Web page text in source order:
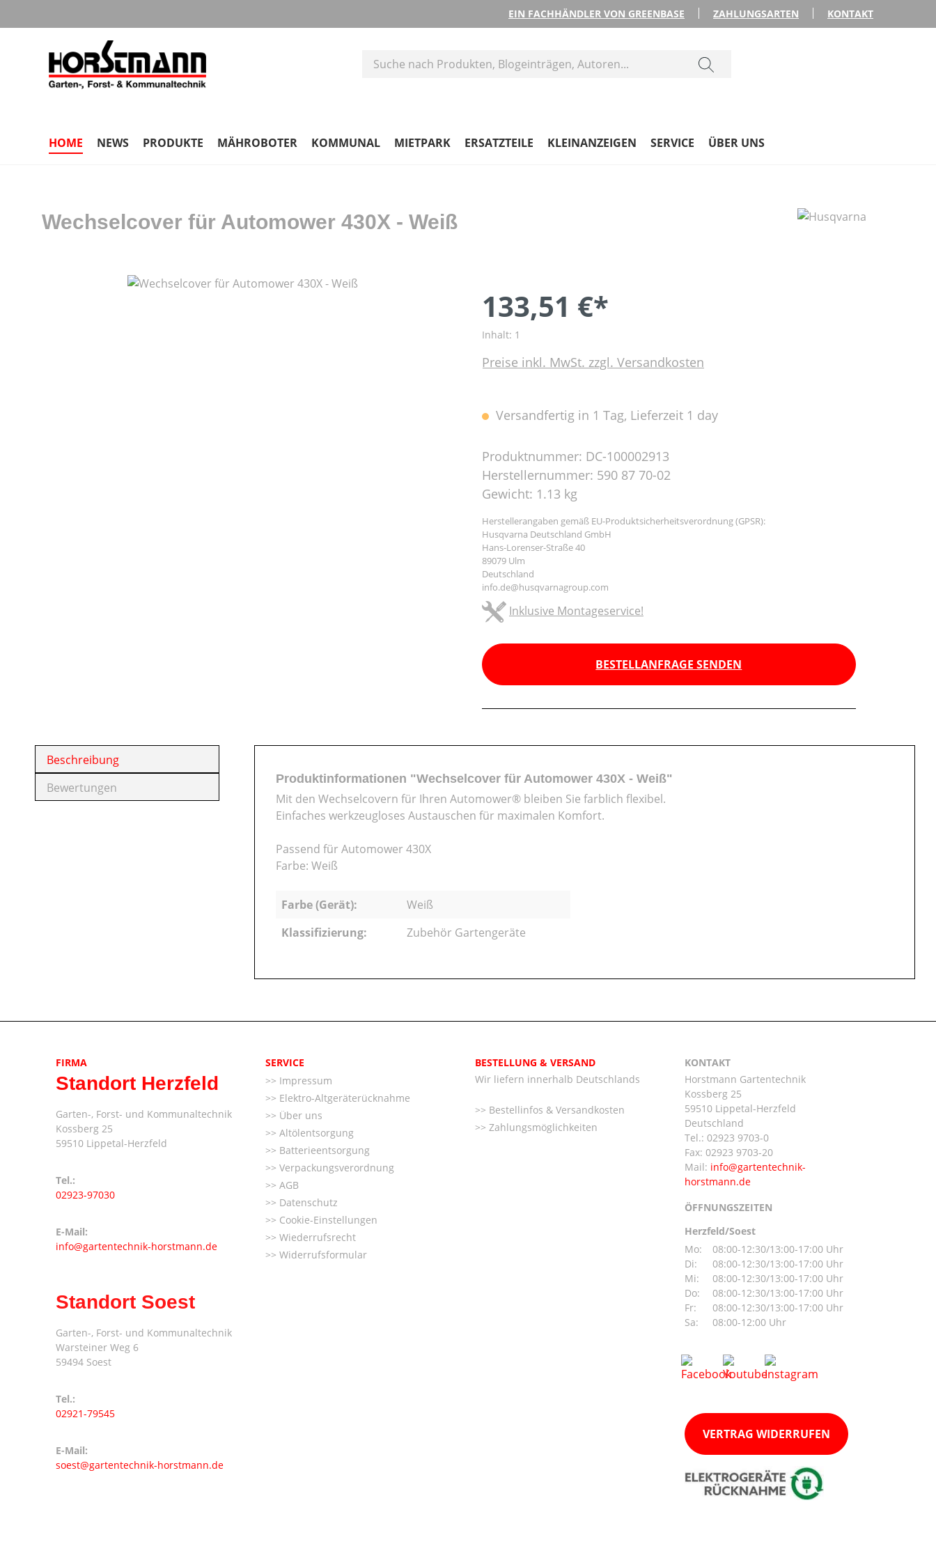
EIN FACHHÄNDLER VON GREENBASE ZAHLUNGSARTEN KONTAKT
HOME NEWS PRODUKTE MÄHROBOTER KOMMUNAL MIETPARK ERSATZTEILE KLEINANZEIGEN SERVICE ÜBER UNS
Wechselcover für Automower 430X - Weiß
Bildergalerie überspringen
133,51 €*
Inhalt: 1
Preise inkl. MwSt. zzgl. Versandkosten
Versandfertig in 1 Tag, Lieferzeit 1 day
Produktnummer: DC-100002913
Herstellernummer: 590 87 70-02
Gewicht: 1.13 kg
Herstellerangaben gemäß EU-Produktsicherheitsverordnung (GPSR):
Husqvarna Deutschland GmbH
Hans-Lorenser-Straße 40
89079 Ulm
Deutschland
info.de@husqvarnagroup.com
Inklusive Montageservice!
BESTELLANFRAGE SENDEN
Beschreibung
Bewertungen
Produktinformationen "Wechselcover für Automower 430X - Weiß"
Mit den Wechselcovern für Ihren Automower® bleiben Sie farblich flexibel.
Einfaches werkzeugloses Austauschen für maximalen Komfort.
Passend für Automower 430X
Farbe: Weiß
Farbe (Gerät):
Weiß
Klassifizierung:
Zubehör Gartengeräte
FIRMA
Standort Herzfeld
Garten-, Forst- und Kommunaltechnik
Kossberg 25
59510 Lippetal-Herzfeld
Tel.:
02923-97030
E-Mail:
info@gartentechnik-horstmann.de
Standort Soest
Garten-, Forst- und Kommunaltechnik
Warsteiner Weg 6
59494 Soest
Tel.:
02921-79545
E-Mail:
soest@gartentechnik-horstmann.de
SERVICE
Impressum
Elektro-Altgeräterücknahme
Über uns
Altölentsorgung
Batterieentsorgung
Verpackungsverordnung
AGB
Datenschutz
Cookie-Einstellungen
Wiederrufsrecht
Widerrufsformular
BESTELLUNG & VERSAND
Wir liefern innerhalb Deutschlands
Bestellinfos & Versandkosten
Zahlungsmöglichkeiten
KONTAKT
Horstmann Gartentechnik
Kossberg 25
59510 Lippetal-Herzfeld
Deutschland
Tel.: 02923 9703-0
Fax: 02923 9703-20
Mail:
ÖFFNUNGSZEITEN
Herzfeld/Soest
Mo:
08:00-12:30/13:00-17:00 Uhr
Di:
08:00-12:30/13:00-17:00 Uhr
Mi:
08:00-12:30/13:00-17:00 Uhr
Do:
08:00-12:30/13:00-17:00 Uhr
Fr:
08:00-12:30/13:00-17:00 Uhr
Sa:
08:00-12:00 Uhr
VERTRAG WIDERRUFEN